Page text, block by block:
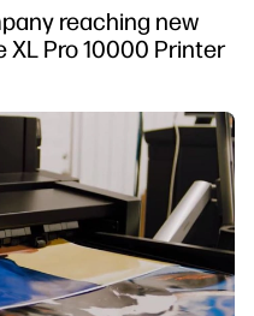
reaching new
XL Pro 10000 Printer